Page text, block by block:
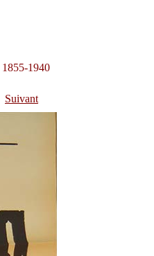
1855-1940
Suivant